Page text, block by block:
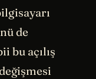
de
bu açılış